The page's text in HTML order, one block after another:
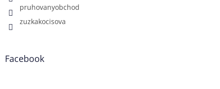
pruhovanyobchod
zuzkakocisova
Facebook